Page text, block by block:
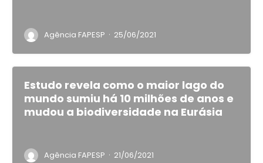
Agência FAPESP · 25/06/2021
Estudo revela como o maior lago do
mundo sumiu há 10 milhões de anos e
mudou a biodiversidade na Eurásia
Agência FAPESP · 21/06/2021